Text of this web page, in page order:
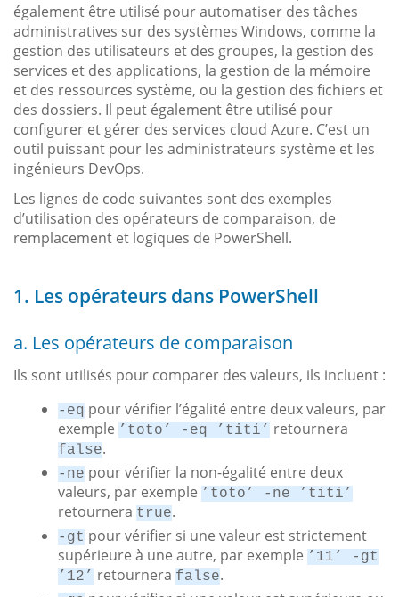
également être utilisé pour automatiser des tâches
administratives sur des systèmes Windows, comme la
gestion des utilisateurs et des groupes, la gestion des
services et des applications, la gestion de la mémoire
et des ressources système, ou la gestion des fichiers et
des dossiers. Il peut également être utilisé pour
configurer et gérer des services cloud Azure. C’est un
outil puissant pour les administrateurs système et les
ingénieurs DevOps.
Les lignes de code suivantes sont des exemples
d’utilisation des opérateurs de comparaison, de
remplacement et logiques de PowerShell.
1. Les opérateurs dans PowerShell
a. Les opérateurs de comparaison
Ils sont utilisés pour comparer des valeurs, ils incluent :
-eq pour vérifier l’égalité entre deux valeurs, par
exemple ’toto’ -eq ’titi’ retournera
false.
-ne pour vérifier la non-égalité entre deux
valeurs, par exemple ’toto’ -ne ’titi’
retournera true.
-gt pour vérifier si une valeur est strictement
supérieure à une autre, par exemple ’11’ -gt
’12’ retournera false.